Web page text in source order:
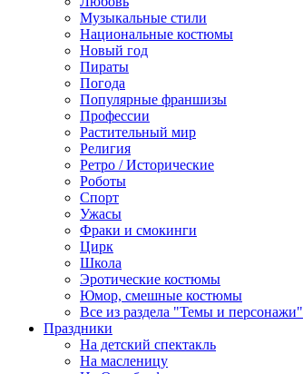
Музыкальные стили
Национальные костюмы
Новый год
Пираты
Погода
Популярные франшизы
Профессии
Растительный мир
Религия
Ретро / Исторические
Роботы
Спорт
Ужасы
Фраки и смокинги
Цирк
Школа
Эротические костюмы
Юмор, смешные костюмы
Все из раздела "Темы и персонажи"
Праздники
На детский спектакль
На масленицу